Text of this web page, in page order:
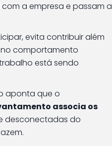
a empresa e passam a
evita contribuir além
comportamento
está sendo
aponta que o
associa os
desconectadas do